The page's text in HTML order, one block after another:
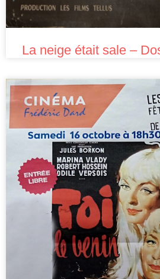
La neige était sale –